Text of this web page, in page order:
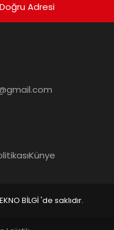
Adresi
Künye
BİLGİ 'de saklıdır.